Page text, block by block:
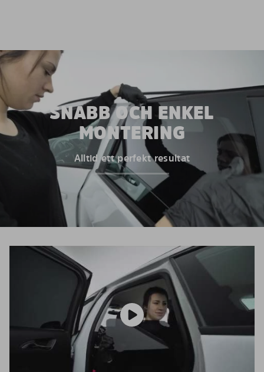
SNABB OCH ENKEL
MONTERING
Alltid ett perfekt resultat